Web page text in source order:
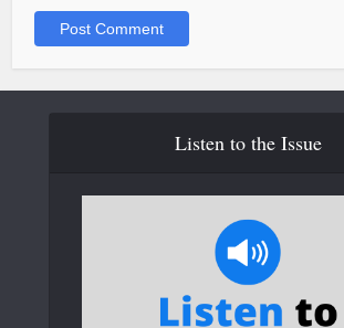
Listen to the Issue